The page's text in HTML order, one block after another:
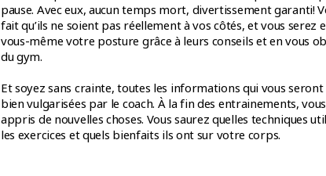
pause. Avec eux, aucun temps mort, divertissement garanti!
fait qu’ils ne soient pas réellement à vos côtés, et vous serez
vous-même votre posture grâce à leurs conseils et en vous
du gym.
Et soyez sans crainte, toutes les informations qui vous
bien vulgarisées par le coach. À la fin des entrainements,
appris de nouvelles choses. Vous saurez quelles techniques
les exercices et quels bienfaits ils ont sur votre corps.